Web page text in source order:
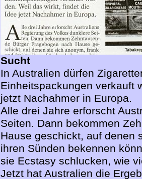
Sucht
In Australien dürfen
Einheitspackungen verkauft
jetzt Nachahmer in Europa.
Alle drei Jahre erforscht
Seiten. Dann bekommen
Hause geschickt, auf denen
ihren Sünden bekennen
sie Ecstasy schlucken, wie
Jetzt hat Australien die